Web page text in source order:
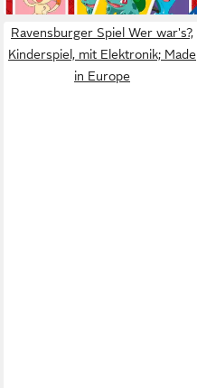
Ravensburger Spiel Wer war's?,
Kinderspiel, mit Elektronik; Made
in Europe